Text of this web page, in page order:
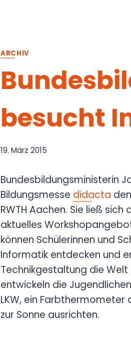
ARCHIV
besucht
19. März 2015
Bundesbildungsministerin
Bildungsmesse didacta
RWTH Aachen. Sie ließ
aktuelles
können Schülerinnen und
Informatik entdecken und
Technikgestaltung die
entwickeln die
LKW, ein
zur Sonne ausrichten.